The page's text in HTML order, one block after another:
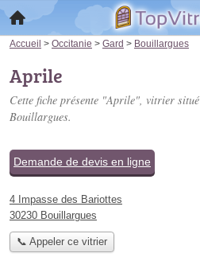
Accueil > Occitanie > Gard > Bouillargues
Aprile
Cette fiche présente "Aprile", vitrier situé
Bouillargues.
Demande de devis en ligne
4 Impasse des Bariottes
30230 Bouillargues
📞 Appeler ce vitrier